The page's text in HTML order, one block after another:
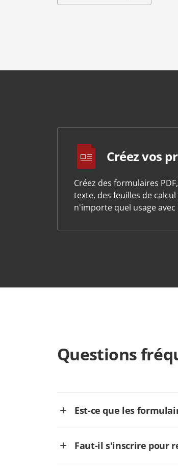
Créez vos
Créez des formulaires
texte, des feuilles de
n'importe quel usage avec
Questions
Est-ce que les
Faut-il s'inscrire pour